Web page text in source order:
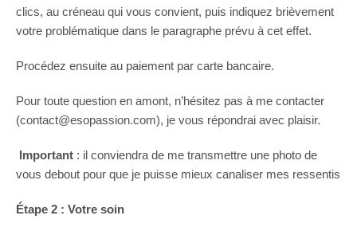
clics, au créneau qui vous convient, puis indiquez brièvement
votre problématique dans le paragraphe prévu à cet effet.
Procédez ensuite au paiement par carte bancaire.
Pour toute question en amont, n’hésitez pas à me contacter
(contact@esopassion.com), je vous répondrai avec plaisir.
Important : il conviendra de me transmettre une photo de
vous debout pour que je puisse mieux canaliser mes ressentis
Étape 2 : Votre soin